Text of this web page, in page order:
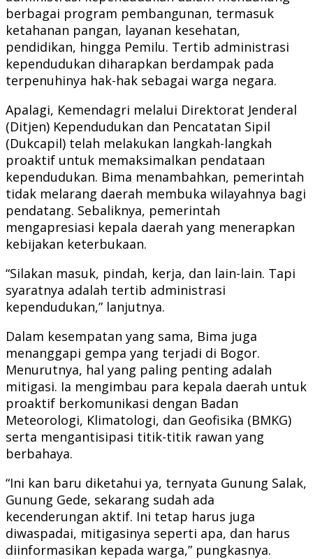
berbagai program pembangunan, termasuk
ketahanan pangan, layanan kesehatan,
pendidikan, hingga Pemilu. Tertib administrasi
kependudukan diharapkan berdampak pada
terpenuhinya hak-hak sebagai warga negara.
Apalagi, Kemendagri melalui Direktorat Jenderal
(Ditjen) Kependudukan dan Pencatatan Sipil
(Dukcapil) telah melakukan langkah-langkah
proaktif untuk memaksimalkan pendataan
kependudukan. Bima menambahkan, pemerintah
tidak melarang daerah membuka wilayahnya bagi
pendatang. Sebaliknya, pemerintah
mengapresiasi kepala daerah yang menerapkan
kebijakan keterbukaan.
“Silakan masuk, pindah, kerja, dan lain-lain. Tapi
syaratnya adalah tertib administrasi
kependudukan,” lanjutnya.
Dalam kesempatan yang sama, Bima juga
menanggapi gempa yang terjadi di Bogor.
Menurutnya, hal yang paling penting adalah
mitigasi. Ia mengimbau para kepala daerah untuk
proaktif berkomunikasi dengan Badan
Meteorologi, Klimatologi, dan Geofisika (BMKG)
serta mengantisipasi titik-titik rawan yang
berbahaya.
“Ini kan baru diketahui ya, ternyata Gunung Salak,
Gunung Gede, sekarang sudah ada
kecenderungan aktif. Ini tetap harus juga
diwaspadai, mitigasinya seperti apa, dan harus
diinformasikan kepada warga,” pungkasnya.